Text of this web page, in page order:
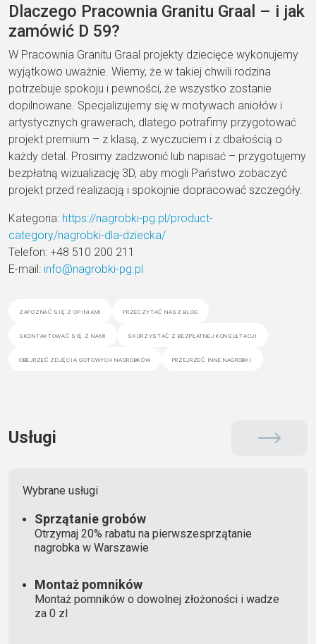
Dlaczego Pracownia Granitu Graal – i jak
zamówić D 59?
W Pracownia Granitu Graal projekty dziecięce wykonujemy
wyjątkowo uważnie. Wiemy, że w takiej chwili rodzina
potrzebuje spokoju i pewności, że wszystko zostanie
dopilnowane. Specjalizujemy się w motywach aniołów i
artystycznych grawerach, dlatego potrafimy przygotować
projekt premium – z klasą, z wyczuciem i z dbałością o
każdy detal. Prosimy zadzwonić lub napisać – przygotujemy
bezpłatną wizualizację 3D, aby mogli Państwo zobaczyć
projekt przed realizacją i spokojnie dopracować szczegóły.
Kategoria: https://nagrobki-pg.pl/product-
category/nagrobki-dla-dziecka/
Telefon: +48 510 200 211
E-mail: info@nagrobki-pg.pl
zapoznać się z opiniami przeczytać nasz blog
skontaktować się z nami skorzystać z bezpłatnej konsultacji
obejrzeć zdjęcia gotowych nagrobków przejrzeć inne nagrobki
Usługi
Wybrane usługi
Sprzątanie grobów
Otrzymaj 20% rabatu na pierwszesprzątanie
nagrobka w Warszawie
Montaż pomników
Montaż pomników o dowolnej złożoności i wadze
za 0 zl